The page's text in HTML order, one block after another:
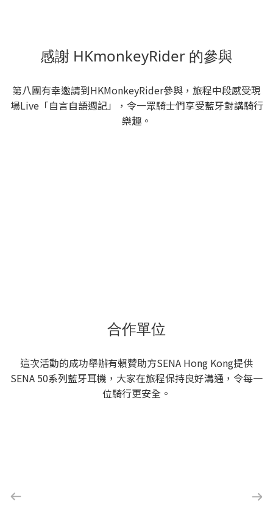
感謝 HKmonkeyRider 的參與
第八團有幸邀請到HKMonkeyRider參與，旅程中段感受現
場Live「自言自語週記」，令一眾騎士們享受藍牙對講騎行
樂趣。
合作單位
這次活動的成功舉辦有賴贊助方SENA Hong Kong提供
SENA 50系列藍牙耳機，大家在旅程保持良好溝通，令每一
位騎行更安全。